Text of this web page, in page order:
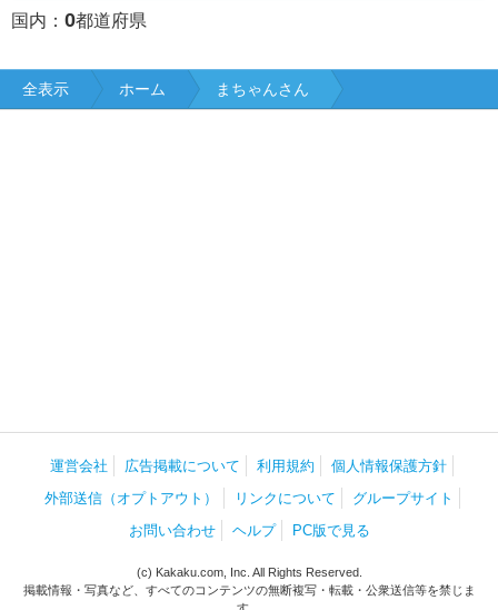
国内： 0都道府県
全表示 ホーム まちゃんさん
運営会社 広告掲載について 利用規約
個人情報保護方針
外部送信（オプトアウト）
リンクについて
グループサイト
お問い合わせ
ヘルプ PC版で見る
(c) Kakaku.com, Inc. All Rights Reserved.
掲載情報・写真など、すべてのコンテンツの無断複写・転載・公衆送信等を禁じま